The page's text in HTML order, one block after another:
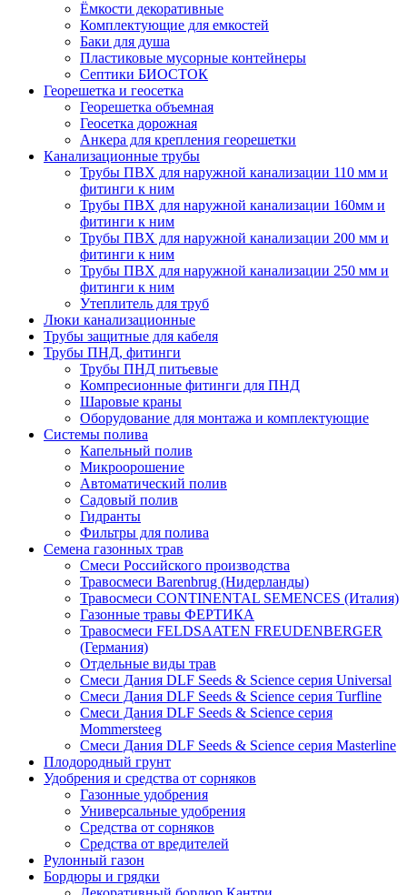
Ёмкости декоративные
Комплектующие для емкостей
Баки для душа
Пластиковые мусорные контейнеры
Септики БИОСТОК
Георешетка и геосетка
Георешетка объемная
Геосетка дорожная
Анкера для крепления георешетки
Канализационные трубы
Трубы ПВХ для наружной канализации 110 мм и
фитинги к ним
Трубы ПВХ для наружной канализации 160мм и
фитинги к ним
Трубы ПВХ для наружной канализации 200 мм и
фитинги к ним
Трубы ПВХ для наружной канализации 250 мм и
фитинги к ним
Утеплитель для труб
Люки канализационные
Трубы защитные для кабеля
Трубы ПНД, фитинги
Трубы ПНД питьевые
Компресионные фитинги для ПНД
Шаровые краны
Оборудование для монтажа и комплектующие
Системы полива
Капельный полив
Микроорошение
Автоматический полив
Садовый полив
Гидранты
Фильтры для полива
Семена газонных трав
Смеси Российского производства
Травосмеси Barenbrug (Нидерланды)
Травосмеси CONTINENTAL SEMENCES (Италия)
Газонные травы ФЕРТИКА
Травосмеси FELDSAATEN FREUDENBERGER
(Германия)
Отдельные виды трав
Смеси Дания DLF Seeds & Sciеnce серия Universal
Смеси Дания DLF Seeds & Sciеnce серия Turfline
Смеси Дания DLF Seeds & Sciеnce серия
Mommersteeg
Смеси Дания DLF Seeds & Sciеnce серия Masterline
Плодородный грунт
Удобрения и средства от сорняков
Газонные удобрения
Универсальные удобрения
Средства от сорняков
Средства от вредителей
Рулонный газон
Бордюры и грядки